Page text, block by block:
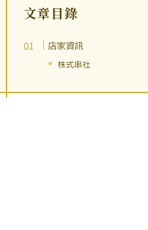
文章目錄
店家資訊
株式串社